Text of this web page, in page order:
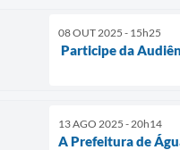
08 OUT 2025 - 15h25
Participe da
13 AGO 2025 - 20h14
A Prefeitura de